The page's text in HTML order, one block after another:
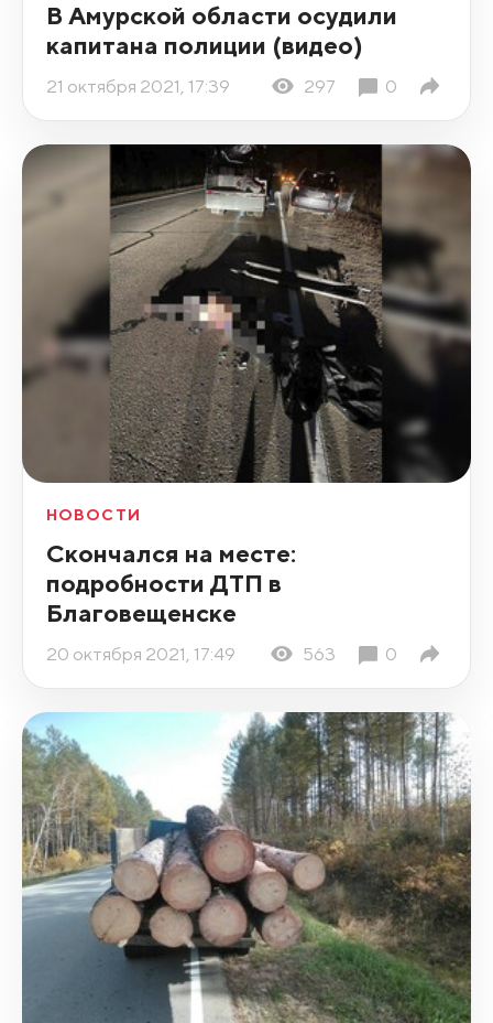
В Амурской области осудили
капитана полиции (видео)
21 октября 2021, 17:39 297 0
НОВОСТИ
Скончался на месте:
подробности ДТП в
Благовещенске
20 октября 2021, 17:49 563 0